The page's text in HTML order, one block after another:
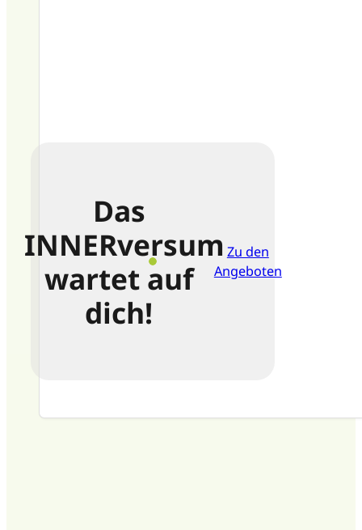
Das
INNERversum
wartet auf
dich!
Zu den
Angeboten